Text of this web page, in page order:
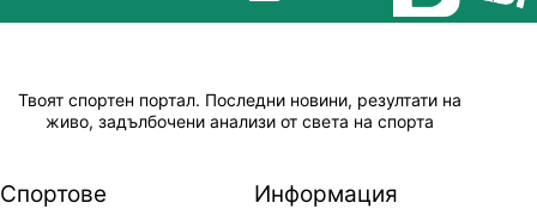
Твоят спортен портал. Последни новини, резултати на
живо, задълбочени анализи от света на спорта
Спортове Информация